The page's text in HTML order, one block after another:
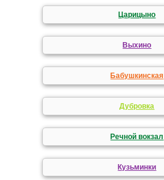
Царицыно
Выхино
Бабушкинская
Дубровка
Речной вокзал
Кузьминки